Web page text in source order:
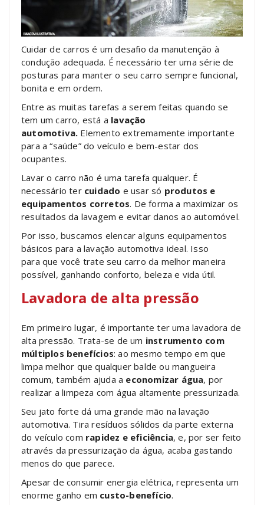
Cuidar de carros é um desafio da manutenção à
condução adequada. É necessário ter uma série de
posturas para manter o seu carro sempre funcional,
bonita e em ordem.
Entre as muitas tarefas a serem feitas quando se
tem um carro, está a lavação
automotiva. Elemento extremamente importante
para a “saúde” do veículo e bem-estar dos
ocupantes.
Lavar o carro não é uma tarefa qualquer. É
necessário ter cuidado e usar só produtos e
equipamentos corretos. De forma a maximizar os
resultados da lavagem e evitar danos ao automóvel.
Por isso, buscamos elencar alguns equipamentos
básicos para a lavação automotiva ideal. Isso
para que você trate seu carro da melhor maneira
possível, ganhando conforto, beleza e vida útil.
Lavadora de alta pressão
Em primeiro lugar, é importante ter uma lavadora de
alta pressão. Trata-se de um instrumento com
múltiplos benefícios: ao mesmo tempo em que
limpa melhor que qualquer balde ou mangueira
comum, também ajuda a economizar água, por
realizar a limpeza com água altamente pressurizada.
Seu jato forte dá uma grande mão na lavação
automotiva. Tira resíduos sólidos da parte externa
do veículo com rapidez e eficiência, e, por ser feito
através da pressurização da água, acaba gastando
menos do que parece.
Apesar de consumir energia elétrica, representa um
enorme ganho em custo-benefício.